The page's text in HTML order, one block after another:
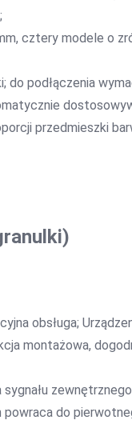
cztery modele o
do podłączenia
przedmieszki
obsługa;
montażowa,
do